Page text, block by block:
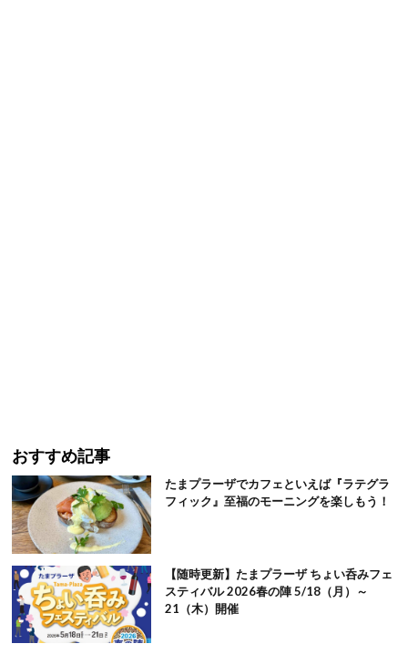
おすすめ記事
たまプラーザでカフェといえば『ラテグラ
フィック』至福のモーニングを楽しもう！
【随時更新】たまプラーザ ちょい呑みフェ
スティバル 2026春の陣 5/18（月）～
21（木）開催